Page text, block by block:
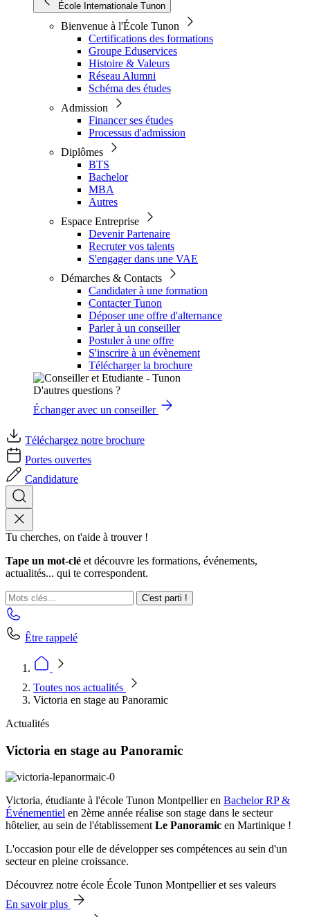
École Internationale Tunon
Bienvenue à l'École Tunon
Certifications des formations
Groupe Eduservices
Histoire & Valeurs
Réseau Alumni
Schéma des études
Admission
Financer ses études
Processus d'admission
Diplômes
BTS
Bachelor
MBA
Autres
Espace Entreprise
Devenir Partenaire
Recruter vos talents
S'engager dans une VAE
Démarches & Contacts
Candidater à une formation
Contacter Tunon
Déposer une offre d'alternance
Parler à un conseiller
Postuler à une offre
S'inscrire à un évènement
Télécharger la brochure
D'autres questions ?
Échanger avec un conseiller
Téléchargez notre brochure
Portes ouvertes
Candidature
Tu cherches, on t'aide à trouver !
Tape un mot-clé et découvre les formations, événements,
actualités... qui te correspondent.
C'est parti !
Être rappelé
Toutes nos actualités
Victoria en stage au Panoramic
Actualités
Victoria en stage au Panoramic
Victoria, étudiante à l'école Tunon Montpellier en Bachelor RP &
Événementiel en 2ème année réalise son stage dans le secteur
hôtelier, au sein de l'établissementLe Panoramic en Martinique !
L'occasion pour elle de développer ses compétences au sein d'un
secteur en pleine croissance.
Découvrez notre école École Tunon Montpellier et ses valeurs
En savoir plus